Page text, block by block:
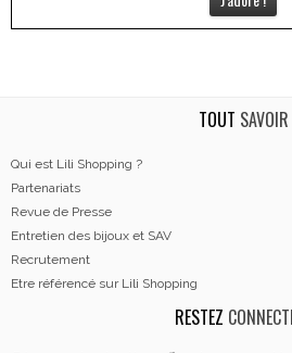
TOUT SAVOIR
Qui est Lili Shopping ?
Partenariats
Revue de Presse
Entretien des bijoux et SAV
Recrutement
Etre référencé sur Lili Shopping
RESTEZ